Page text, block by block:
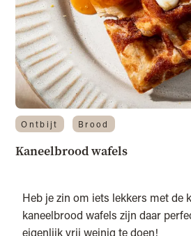
Ontbijt Brood
Kaneelbrood wafels
Heb je zin om iets lekkers met de
kaneelbrood wafels zijn daar
eigenlijk vrij weinig te doen!